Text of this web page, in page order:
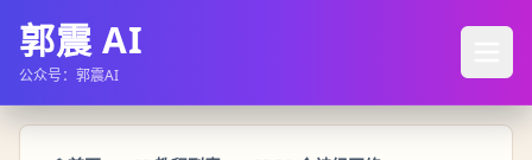
郭震 AI
公众号：郭震AI